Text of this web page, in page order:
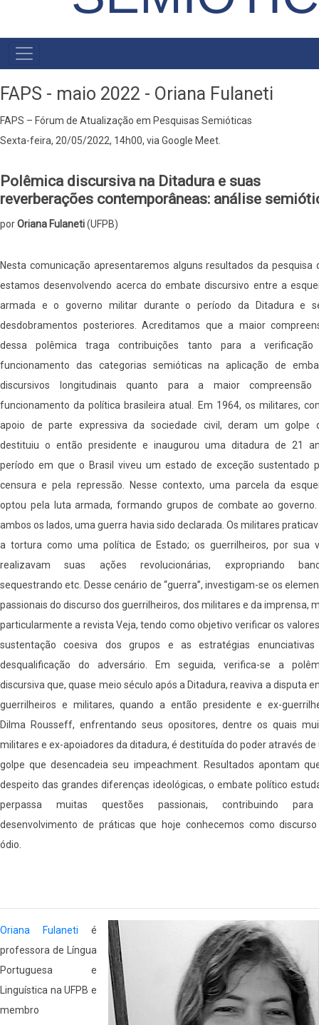
MAIN
MENU
FAPS - maio 2022 - Oriana Fulaneti
FAPS – Fórum de Atualização em Pesquisas Semióticas
Sexta-feira, 20/05/2022, 14h00, via Google Meet.
Polêmica discursiva na Ditadura e suas
reverberações contemporâneas: análise
porOriana Fulaneti(UFPB)
Nesta comunicação apresentaremos alguns resultados da pesquisa
estamos desenvolvendo acerca do embate discursivo entre a
armada e o governo militar durante o período da Ditadura e
desdobramentos posteriores. Acreditamos que a maior
dessa polêmica traga contribuições tanto para a verificação
funcionamento das categorias semióticas na aplicação de
discursivos longitudinais quanto para a maior compreensão
funcionamento da política brasileira atual. Em 1964, os militares,
apoio de parte expressiva da sociedade civil, deram um golpe
destituiu o então presidente e inaugurou uma ditadura de 21
período em que o Brasil viveu um estado de exceção sustentado
censura e pela repressão. Nesse contexto, uma parcela da
optou pela luta armada, formando grupos de combate ao governo.
ambos os lados, uma guerra havia sido declarada. Os militares
a tortura como uma política de Estado; os guerrilheiros, por sua
realizavam suas ações revolucionárias, expropriando
sequestrando etc. Desse cenário de “guerra”, investigam-se os
passionais do discurso dos guerrilheiros, dos militares e da imprensa,
particularmente a revista Veja, tendo como objetivo verificar os
sustentação coesiva dos grupos e as estratégias
desqualificação do adversário. Em seguida, verifica-se a
discursiva que, quase meio século após a Ditadura, reaviva a disputa
guerrilheiros e militares, quando a então presidente e ex-
Dilma Rousseff, enfrentando seus opositores, dentre os quais
militares e ex-apoiadores da ditadura, é destituída do poder através de
golpe que desencadeia seu impeachment. Resultados apontam
despeito das grandes diferenças ideológicas, o embate político
perpassa muitas questões passionais, contribuindo
desenvolvimento de práticas que hoje conhecemos como
ódio.
Oriana Fulaneti é
professora de Língua
Portuguesa e
Linguística na UFPB e
membro